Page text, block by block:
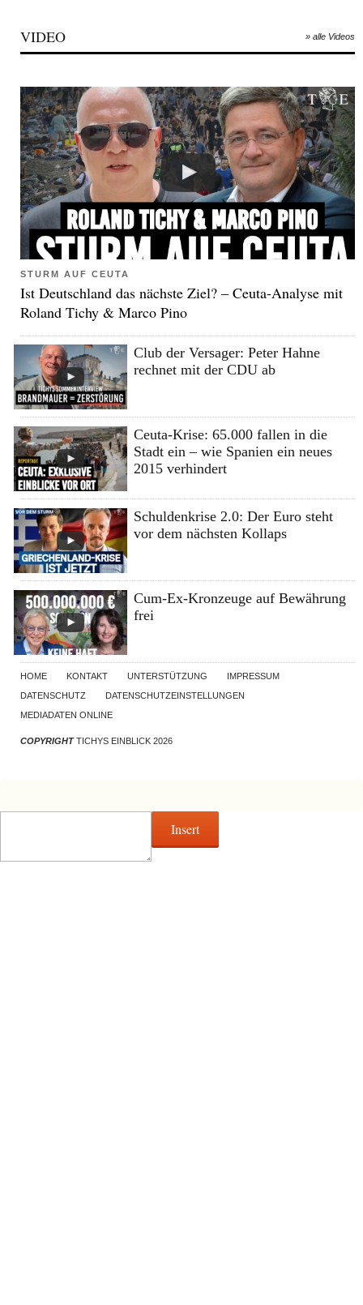
VIDEO » alle Videos
STURM AUF CEUTA
Ist Deutschland das nächste Ziel? – Ceuta-Analyse mit
Roland Tichy & Marco Pino
Club der Versager: Peter Hahne
rechnet mit der CDU ab
Ceuta-Krise: 65.000 fallen in die
Stadt ein – wie Spanien ein neues
2015 verhindert
Schuldenkrise 2.0: Der Euro steht
vor dem nächsten Kollaps
Cum-Ex-Kronzeuge auf Bewährung
frei
HOME KONTAKT UNTERSTÜTZUNG
IMPRESSUM
DATENSCHUTZ
DATENSCHUTZEINSTELLUNGEN
MEDIADATEN ONLINE
COPYRIGHTTICHYS EINBLICK 2026
Insert